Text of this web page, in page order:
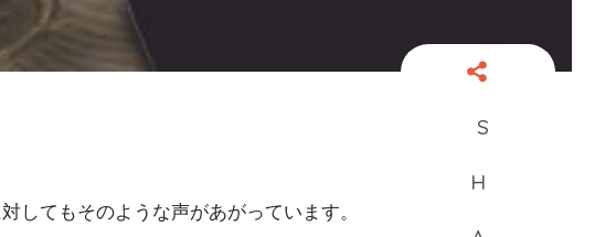
してもそのような声があがっています。